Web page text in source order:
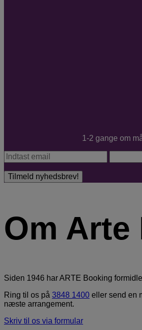
1-2 gange om
Om
Siden 1946 har ARTE Booking
Ring til os på 3848 1400 eller send en
næste arrangement.
Skriv til os via formular